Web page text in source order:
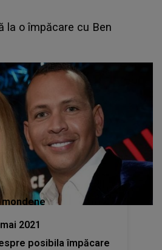
la o împăcare cu Ben
2021
posibila împăcare